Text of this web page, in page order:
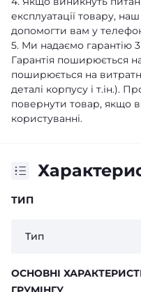
експлуатації товару,
допомогти вам у
5. Ми надаємо гарантію
Гарантія поширюється
поширюється на
деталі корпусу і т.ін.).
повернути товар, якщо
користуванні.
ТИП
Тип
ОСНОВНІ